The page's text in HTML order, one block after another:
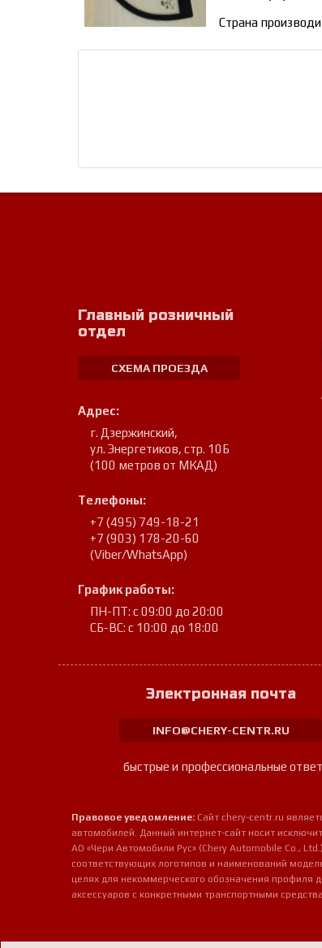
Страна
Главный розничный
отдел
СХЕМА ПРОЕЗДА
Адрес:
г. Дзержинский,
ул. Энергетиков, стр. 10Б
(100 метров от МКАД)
Телефоны:
+7 (495) 749-18-21
+7 (903) 178-20-60
(Viber/WhatsApp)
График работы:
ПН-ПТ: с 09:00 до 20:00
СБ-ВС: с 10:00 до 18:00
Электронная почта
INFO@CHERY-CENTR.RU
быстрые и профессиональные
Правовое уведомление: Сайт chery-centr.ru
автомобилей. Данный интернет-сайт носит
АО «Чери Автомобили Рус» (Chery Automobile Co.,
соответствующих логотипов и наименований
целях для некоммерческого обозначения профиля
аксессуаров с конкретными транспортными